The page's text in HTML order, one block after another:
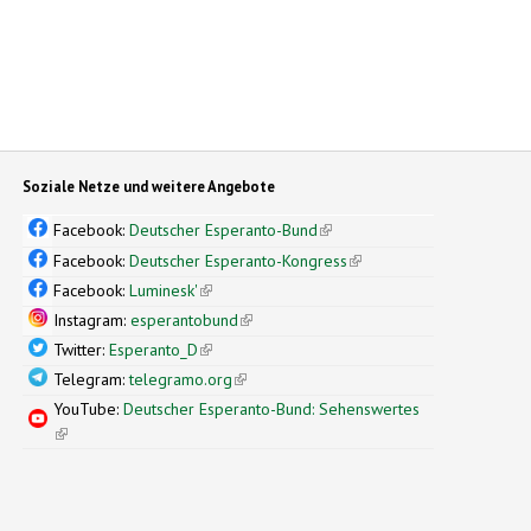
Soziale Netze und weitere Angebote
Facebook:Deutscher Esperanto-Bund(link is external)
Facebook:Deutscher Esperanto-Kongress(link is external)
Facebook:Luminesk'(link is external)
Instagram:esperantobund(link is external)
Twitter:Esperanto_D(link is external)
Telegram:telegramo.org(link is external)
YouTube:Deutscher Esperanto-Bund: Sehenswertes
(link is external)